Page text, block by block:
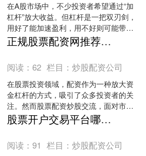
在A股市场中，不少投资者希望通过“加
杠杆”放大收益。但杠杆是一把双刃剑，
用好了能加速盈利，用不好则可能带来
巨大亏损。本文将系统介绍正规加杠杆
渠道及必须警惕的风险....
正规股票配资网推荐，安全可靠平台
阅读：62 栏目：炒股配资公司
在股票投资领域，配资作为一种放大资
金杠杆的方式，吸引了众多投资者的关
注。然而股票配资炒股交流，面对市场
上众多的配资平台，如何选择一家正
规、安全、可靠的平台，成为....
股票开户交易平台哪个好？安全正规券商推荐
阅读：91 栏目：炒股配资公司